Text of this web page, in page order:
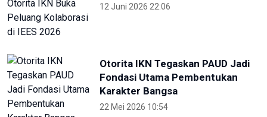
12 Juni 2026 22:06
Otorita IKN Tegaskan PAUD Jadi
Fondasi Utama Pembentukan
Karakter Bangsa
22 Mei 2026 10:54